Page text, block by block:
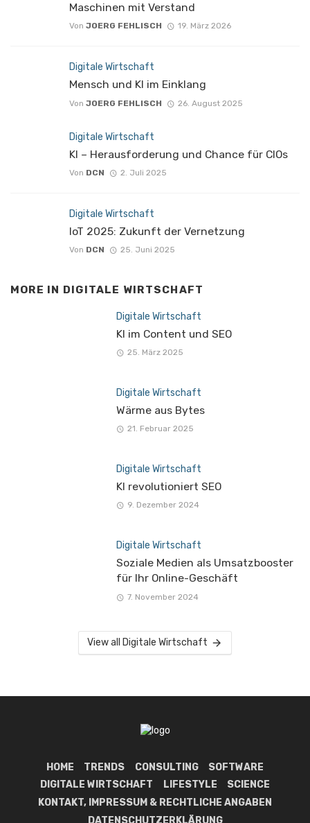
Maschinen mit Verstand
Von JOERG FEHLISCH 19. März 2026
Digitale Wirtschaft
Mensch und KI im Einklang
Von JOERG FEHLISCH 26. August 2025
Digitale Wirtschaft
KI – Herausforderung und Chance für CIOs
Von DCN 2. Juli 2025
Digitale Wirtschaft
IoT 2025: Zukunft der Vernetzung
Von DCN 25. Juni 2025
MORE IN DIGITALE WIRTSCHAFT
Digitale Wirtschaft
KI im Content und SEO
25. März 2025
Digitale Wirtschaft
Wärme aus Bytes
21. Februar 2025
Digitale Wirtschaft
KI revolutioniert SEO
9. Dezember 2024
Digitale Wirtschaft
Soziale Medien als Umsatzbooster
für Ihr Online-Geschäft
7. November 2024
View all Digitale Wirtschaft
HOME TRENDS CONSULTING
SOFTWARE
DIGITALE WIRTSCHAFT
LIFESTYLE
SCIENCE
KONTAKT, IMPRESSUM & RECHTLICHE ANGABEN
DATENSCHUTZERKLÄRUNG